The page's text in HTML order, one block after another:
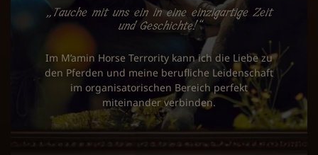
„Tauche mit uns ein in eine einzigartige Zeit
und Geschichte!“
Im M’amin Horse Terrority kann ich die Liebe zu
den Pferden und meine berufliche Leidenschaft
im organisatorischen Bereich perfekt
miteinander verbinden.